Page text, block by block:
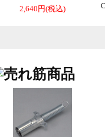
2,640円(税込)